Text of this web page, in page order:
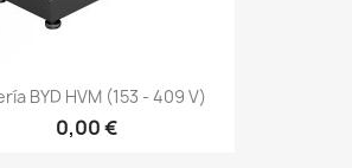
BYD HVM (153 - 409 V)
0,00 €